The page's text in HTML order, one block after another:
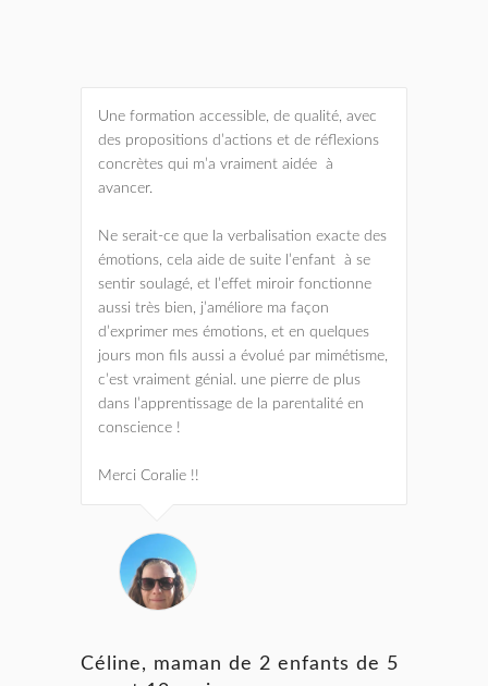
Une formation accessible, de qualité, avec
des propositions d’actions et de réflexions
concrètes qui m’a vraiment aidée à
avancer.
Ne serait-ce que la verbalisation exacte des
émotions, cela aide de suite l’enfant à se
sentir soulagé, et l’effet miroir fonctionne
aussi très bien, j’améliore ma façon
d’exprimer mes émotions, et en quelques
jours mon fils aussi a évolué par mimétisme,
c’est vraiment génial. une pierre de plus
dans l’apprentissage de la parentalité en
conscience !
Merci Coralie !!
Céline, maman de 2 enfants de 5